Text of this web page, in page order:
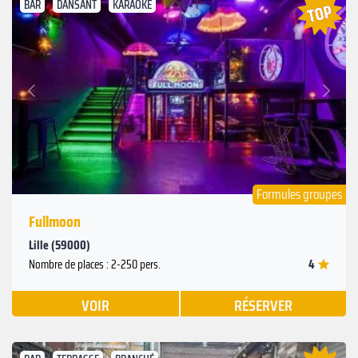
BAR DANSANT KARAOKÉ
Précédent
Suivant
Formules groupes
Fullmoon
Lille (59000)
Nombre de places : 2-250 pers. 4
VOIR RÉSERVER